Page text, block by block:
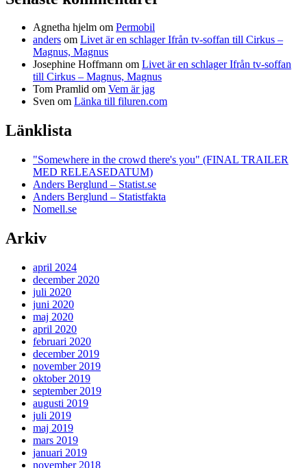
Agnetha hjelm om Permobil
anders om Livet är en schlager Ifrån tv-soffan till Cirkus –
Magnus, Magnus
Josephine Hoffmann om Livet är en schlager Ifrån tv-soffan
till Cirkus – Magnus, Magnus
Tom Pramlid om Vem är jag
Sven om Länka till filuren.com
Länklista
"Somewhere in the crowd there's you" (FINAL TRAILER
MED RELEASEDATUM)
Anders Berglund – Statist.se
Anders Berglund – Statistfakta
Nomell.se
Arkiv
april 2024
december 2020
juli 2020
juni 2020
maj 2020
april 2020
februari 2020
december 2019
november 2019
oktober 2019
september 2019
augusti 2019
juli 2019
maj 2019
mars 2019
januari 2019
november 2018